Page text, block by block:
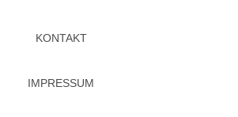
KONTAKT
IMPRESSUM